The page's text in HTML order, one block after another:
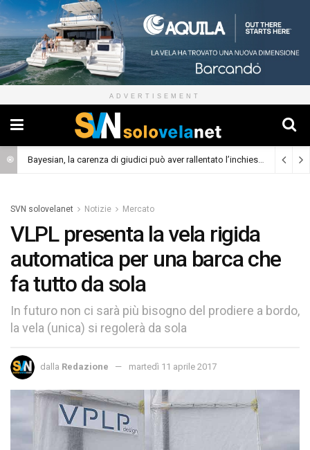
ADVERTISEMENT
Bayesian, la carenza di giudici può aver rallentato l’inchiesta (Cronaca)
SVN solovelanet Notizie Mercato
VLPL presenta la vela rigida
automatica per una barca che
fa tutto da sola
In futuro non ci sarà più bisogno del prodiere a bordo,
la vela (unica) si regolerà da sola
dalla Redazione martedì 11 aprile 2017